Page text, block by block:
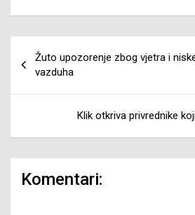
Navigacija
članaka
Žuto upozorenje zbog vjetra i
vazduha
Klik otkriva privrednike
Komentari: